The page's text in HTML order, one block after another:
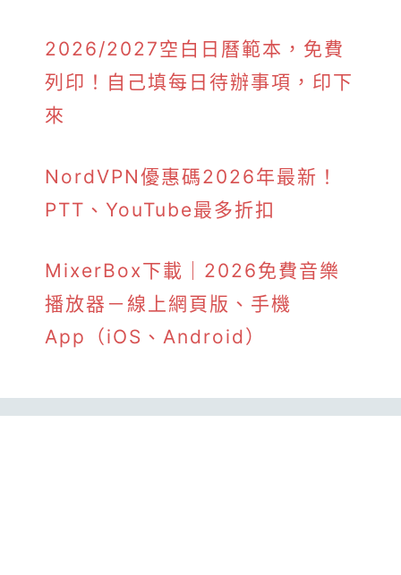
2026/2027空白日曆範本，免費
列印！自己填每日待辦事項，印下
來
NordVPN優惠碼2026年最新！
PTT、YouTube最多折扣
MixerBox下載｜2026免費音樂
播放器－線上網頁版、手機
App（iOS、Android）